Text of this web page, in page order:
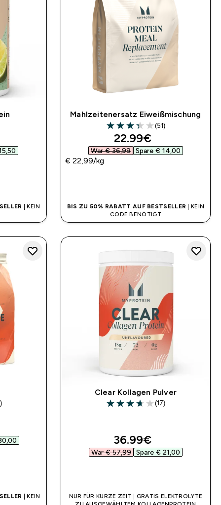
price
| KEIN
Mahlzeitenersatz Eiweißmischung
3.33 out of 5 stars
(51)
discounted price
22.99€‎
War € 36,99‎ Spare € 14,00‎
€ 22,99‎/kg
BIS ZU 50% RABATT AUF BESTSELLER | KEIN
CODE BENÖTIGT
price
| KEIN
Clear Kollagen Pulver
3.71 out of 5 stars
(17)
discounted price
36.99€‎
War € 57,99‎ Spare € 21,00‎
NUR FÜR KURZE ZEIT | GRATIS ELEKTROLYTE